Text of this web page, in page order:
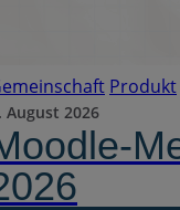
Produkt
August 2026